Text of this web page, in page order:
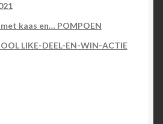
kaas en… POMPOEN
LIKE-DEEL-EN-WIN-ACTIE